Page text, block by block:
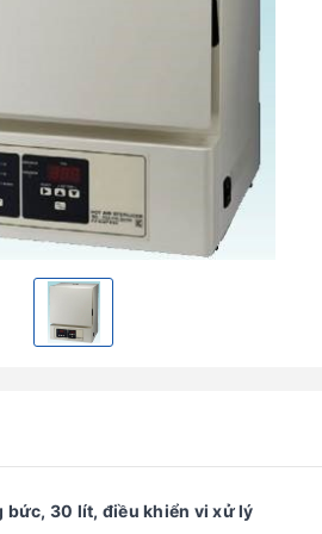
bức, 30 lít, điều khiển vi xử lý